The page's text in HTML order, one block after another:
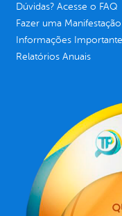
Dúvidas? Acesse o FAQ
Fazer uma Manifestação
Informações
Relatórios Anuais